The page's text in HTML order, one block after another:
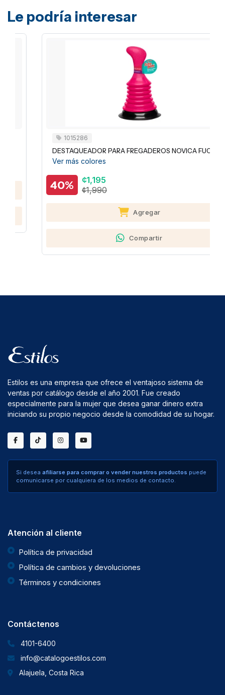
Le podría interesar
1015286
DESTAQUEADOR PARA FREGADEROS NOVICA FUCSIA
Ver más colores
40%
¢1,195
¢1,990
Agregar
Compartir
Estilos es una empresa que ofrece el ventajoso sistema de
ventas por catálogo desde el año 2001. Fue creado
especialmente para la mujer que desea ganar dinero extra
iniciando su propio negocio desde la comodidad de su hogar.
Si desea afiliarse para comprar o vender nuestros productos puede
comunicarse por cualquiera de los medios de contacto.
Atención al cliente
Política de privacidad
Política de cambios y devoluciones
Términos y condiciones
Contáctenos
4101-6400
info@catalogoestilos.com
Alajuela, Costa Rica